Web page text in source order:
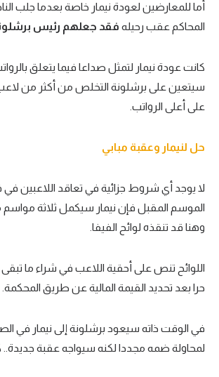
أما للمعارضين لعودة نيمار خاصة بعدما جلب
المحاكم عقب رحيله فقد جعلهم رئيس
كانت عودة نيمار لتمثل صداعا فيما يتعلق
سيتعين على برشلونة التخلص من أكثر من
على أعلى الرواتب.
حل لنيمار وعقبة مبابي
لا يوجد أي شروط جزائية في تعاقد اللاعبين في
الموسم المقبل فإن نيمار سيكمل ثلاثة
وهنا قد تنقذه لوائح الفيفا.
اللوائح تنص على أحقية اللاعب في شراء ما
حرا بعد تحديد القيمة المالية عن طريق المحكمة.
في الوقت ذاته سيعود برشلونة إلى نيمار في
لمحاولة ضمه مجددا لكنه سيواجه عقبة جديدة..